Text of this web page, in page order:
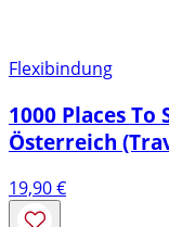
Flexibindung
1000 Places To
Österreich
19,90€